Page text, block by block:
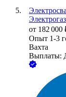
от 182 000
Опыт 1-3
Вахта
Выплаты: